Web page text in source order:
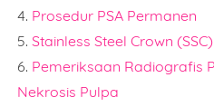
4. Prosedur PSA Permanen
5.Stainless Steel Crown (SSC)
6. Pemeriksaan Radiografis
Nekrosis Pulpa